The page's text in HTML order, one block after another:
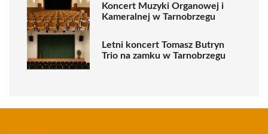
Koncert Muzyki Organowej i
Kameralnej w Tarnobrzegu
Letni koncert Tomasz Butryn
Trio na zamku w Tarnobrzegu